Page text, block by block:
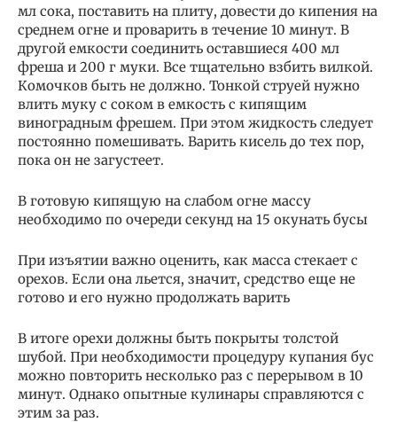
мл сока, поставить на плиту, довести до кипения на
среднем огне и проварить в течение 10 минут. В
другой емкости соединить оставшиеся 400 мл
фреша и 200 г муки. Все тщательно взбить вилкой.
Комочков быть не должно. Тонкой струей нужно
влить муку с соком в емкость с кипящим
виноградным фрешем. При этом жидкость следует
постоянно помешивать. Варить кисель до тех пор,
пока он не загустеет.
В готовую кипящую на слабом огне массу
необходимо по очереди секунд на 15 окунать бусы
При изъятии важно оценить, как масса стекает с
орехов. Если она льется, значит, средство еще не
готово и его нужно продолжать варить
В итоге орехи должны быть покрыты толстой
шубой. При необходимости процедуру купания бус
можно повторить несколько раз с перерывом в 10
минут. Однако опытные кулинары справляются с
этим за раз.